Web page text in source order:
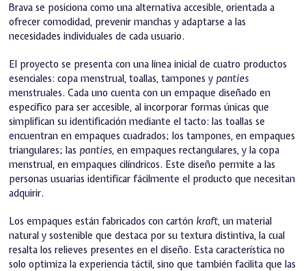
Brava se posiciona como una alternativa accesible, orientada a
ofrecer comodidad, prevenir manchas y adaptarse a las
necesidades individuales de cada usuario.
El proyecto se presenta con una línea inicial de cuatro productos
esenciales: copa menstrual, toallas, tampones y panties
menstruales. Cada uno cuenta con un empaque diseñado en
específico para ser accesible, al incorporar formas únicas que
simplifican su identificación mediante el tacto: las toallas se
encuentran en empaques cuadrados; los tampones, en empaques
triangulares; las panties, en empaques rectangulares, y la copa
menstrual, en empaques cilíndricos. Este diseño permite a las
personas usuarias identificar fácilmente el producto que necesitan
adquirir.
Los empaques están fabricados con cartón kraft, un material
natural y sostenible que destaca por su textura distintiva, la cual
resalta los relieves presentes en el diseño. Esta característica no
solo optimiza la experiencia táctil, sino que también facilita que las